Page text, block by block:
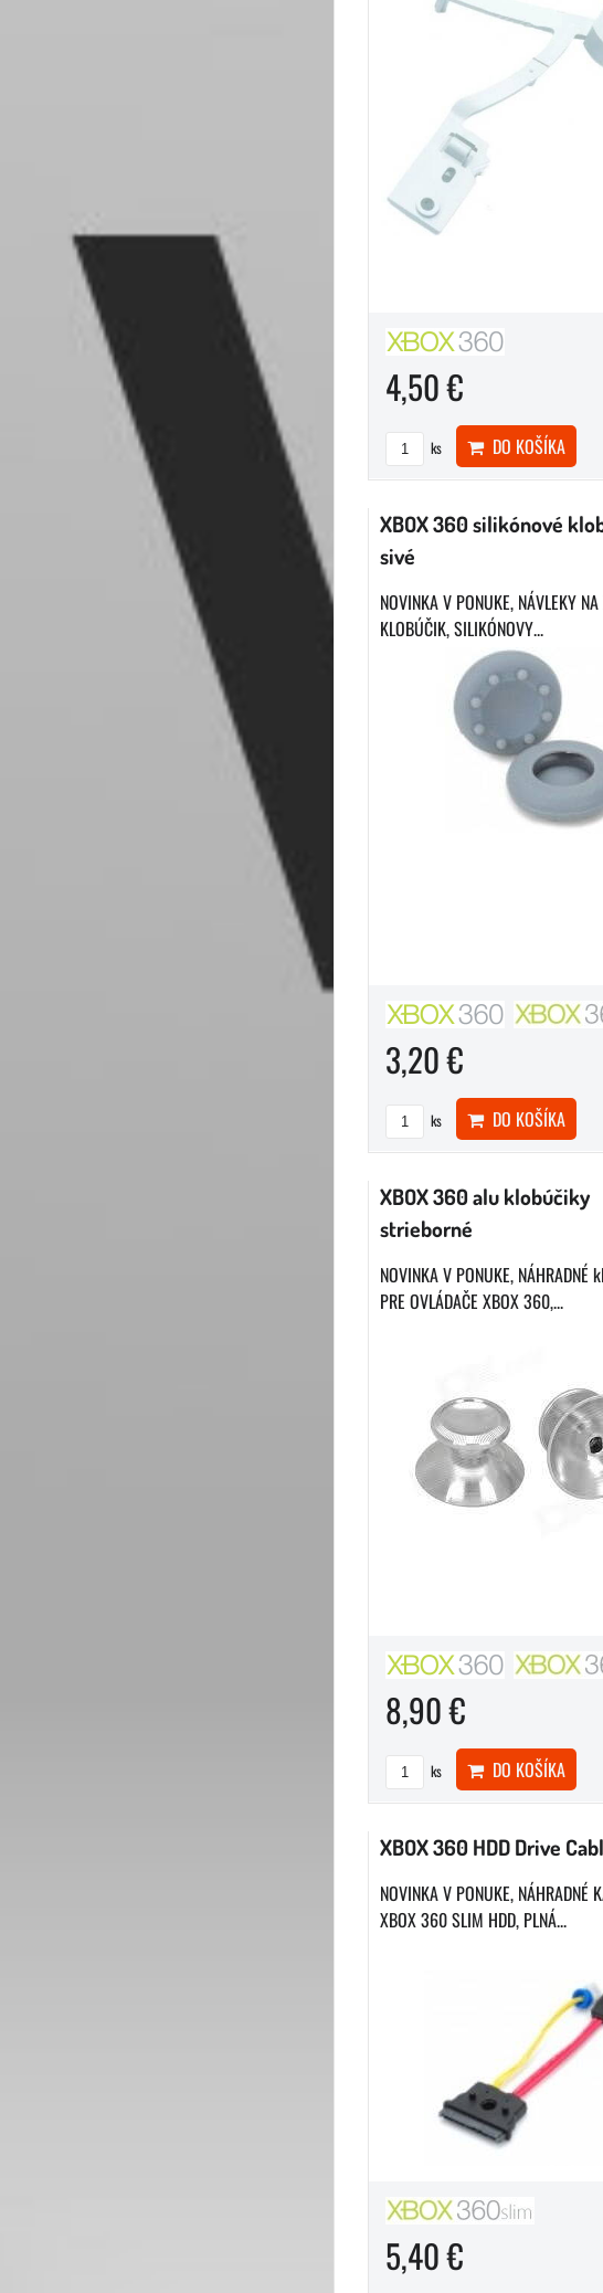
4,50 €
ks DO KOŠÍKA
XBOX 360 silikónové
sivé
NOVINKA V PONUKE, NÁVLEKY
KLOBÚČIK, SILIKÓNOVY...
3,20 €
ks DO KOŠÍKA
XBOX 360 alu klobúčiky
strieborné
NOVINKA V PONUKE, NÁHRADNÉ
PRE OVLÁDAČE XBOX 360,...
8,90 €
ks DO KOŠÍKA
XBOX 360 HDD Drive
NOVINKA V PONUKE, NÁHRADNÉ
XBOX 360 SLIM HDD, PLNÁ...
5,40 €